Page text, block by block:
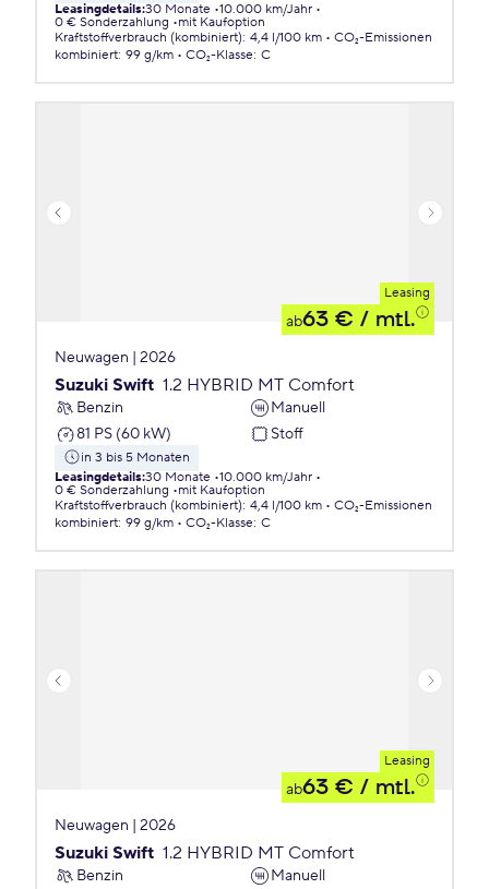
Leasingdetails:30 Monate 10.000 km/Jahr
0 € Sonderzahlung
mit Kaufoption
Kraftstoffverbrauch (kombiniert): 4,4 l/100 km
CO₂-Emissionen
kombiniert: 99 g/km CO₂-Klasse: C
Leasing
ab63 € / mtl.
Neuwagen | 2026
Suzuki Swift 1.2 HYBRID MT Comfort
Benzin
Manuell
81 PS (60 kW)
Stoff
in 3 bis 5 Monaten
Leasingdetails:30 Monate 10.000 km/Jahr
0 € Sonderzahlung
mit Kaufoption
Kraftstoffverbrauch (kombiniert): 4,4 l/100 km
CO₂-Emissionen
kombiniert: 99 g/km CO₂-Klasse: C
Leasing
ab63 € / mtl.
Neuwagen | 2026
Suzuki Swift 1.2 HYBRID MT Comfort
Benzin
Manuell